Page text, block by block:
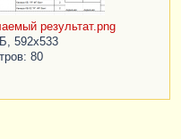
ТранспортКомпания
результат.png
592x533
80